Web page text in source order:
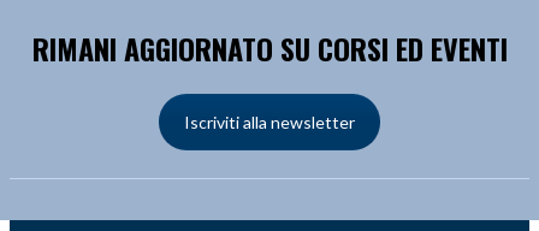
RIMANI AGGIORNATO SU CORSI ED EVENTI
Iscriviti alla newsletter